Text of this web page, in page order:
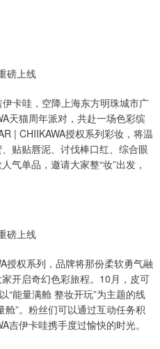
磅上线
卡哇，空降上海东方明珠城市广
天猫周年派对，共赴一场色彩缤
| CHIIKAWA授权系列彩妆，将温
贴贴唇泥、讨伐棒口红、综合眼
气单品，邀请大家整“妆”出发，
磅上线
授权系列，品牌将那份柔软勇气融
开启奇幻色彩旅程。10月，皮可
“能量满舱 整妆开玩”为主题的线
”。粉丝们可以通过互动任务积
吉伊卡哇携手度过愉快的时光。